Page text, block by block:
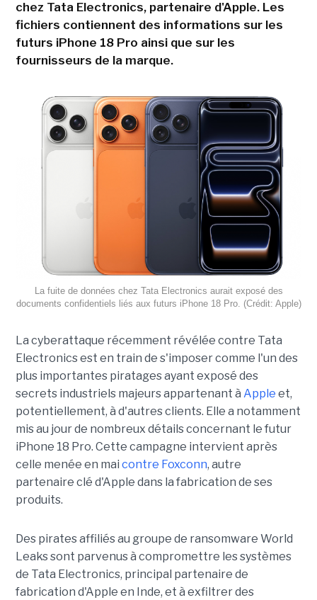
chez Tata Electronics, partenaire d'Apple. Les
fichiers contiennent des informations sur les
futurs iPhone 18 Pro ainsi que sur les
fournisseurs de la marque.
La fuite de données chez Tata Electronics aurait exposé des
documents confidentiels liés aux futurs iPhone 18 Pro. (Crédit: Apple)
La cyberattaque récemment révélée contre Tata
Electronics est en train de s'imposer comme l'un des
plus importantes piratages ayant exposé des
secrets industriels majeurs appartenant à Apple et,
potentiellement, à d'autres clients. Elle a notamment
mis au jour de nombreux détails concernant le futur
iPhone 18 Pro. Cette campagne intervient après
celle menée en mai contre Foxconn, autre
partenaire clé d'Apple dans la fabrication de ses
produits.
Des pirates affiliés au groupe de ransomware World
Leaks sont parvenus à compromettre les systèmes
de Tata Electronics, principal partenaire de
fabrication d'Apple en Inde, et à exfiltrer des